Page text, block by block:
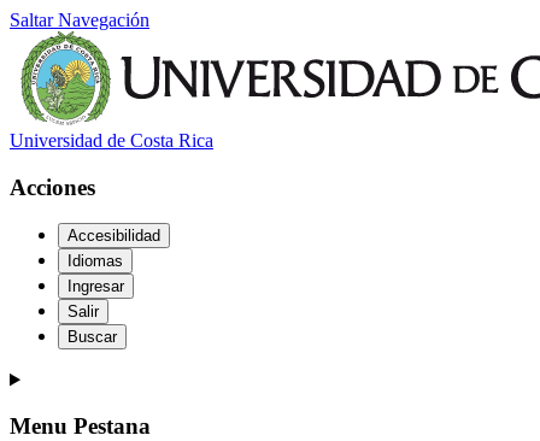
Saltar Navegación
Universidad de Costa Rica
Acciones
Accesibilidad
Idiomas
Ingresar
Salir
Buscar
Menu Pestana